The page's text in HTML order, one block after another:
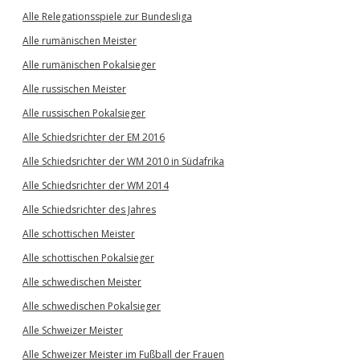
Alle Relegationsspiele zur Bundesliga
Alle rumänischen Meister
Alle rumänischen Pokalsieger
Alle russischen Meister
Alle russischen Pokalsieger
Alle Schiedsrichter der EM 2016
Alle Schiedsrichter der WM 2010 in Südafrika
Alle Schiedsrichter der WM 2014
Alle Schiedsrichter des Jahres
Alle schottischen Meister
Alle schottischen Pokalsieger
Alle schwedischen Meister
Alle schwedischen Pokalsieger
Alle Schweizer Meister
Alle Schweizer Meister im Fußball der Frauen